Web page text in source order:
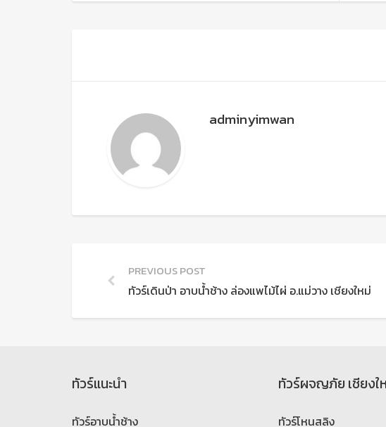
adminyimwan
PREVIOUS POST
ทัวร์เดินป่า อาบน้ำช้าง ล่องแพไม้ไผ่ อ.แม่วาง เชียงใหม่
ทัวร์แนะนำ
ทัวร์อาบน้ำช้าง
ทัวร์ผจญภัย เชียงใ
ทัวร์โหนสลิง